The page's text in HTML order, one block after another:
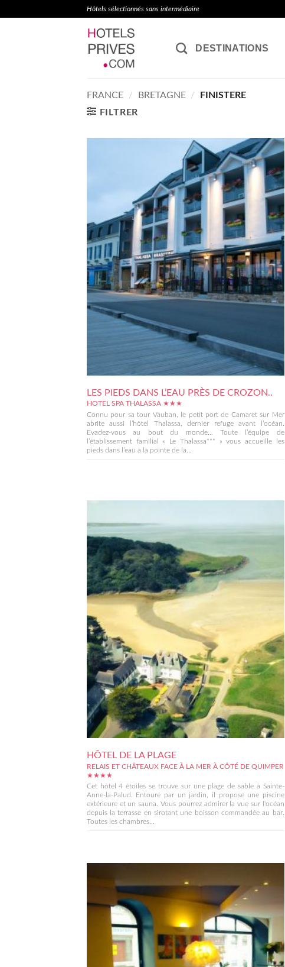
Hôtels sélectionnés sans intermédiaire
DESTINATIONS
FRANCE / BRETAGNE /
FINISTERE
FILTRER
LES PIEDS DANS L’EAU PRÈS DE CROZON..
HOTEL SPA THALASSA ★★★
Connu pour sa tour Vauban, le petit port de Camaret sur Mer
abrite aussi l’hôtel Thalassa, dernier refuge avant l’océan.
Evadez-vous au bout du monde… Toute l’équipe de
l’établissement familial « Le Thalassa*** » vous accueille les
pieds dans l’eau à la pointe de la...
HÔTEL DE LA PLAGE
RELAIS ET CHÂTEAUX FACE À LA MER À CÔTÉ DE QUIMPER
★★★★
Cet hôtel 4 étoiles se trouve sur une plage de sable à Sainte-
Anne-la-Palud. Entouré par un jardin, il propose une piscine
extérieure et un sauna. Vous pourrez admirer la vue sur l'océan
depuis la terrasse en sirotant une boisson commandée au bar.
Toutes les chambres...